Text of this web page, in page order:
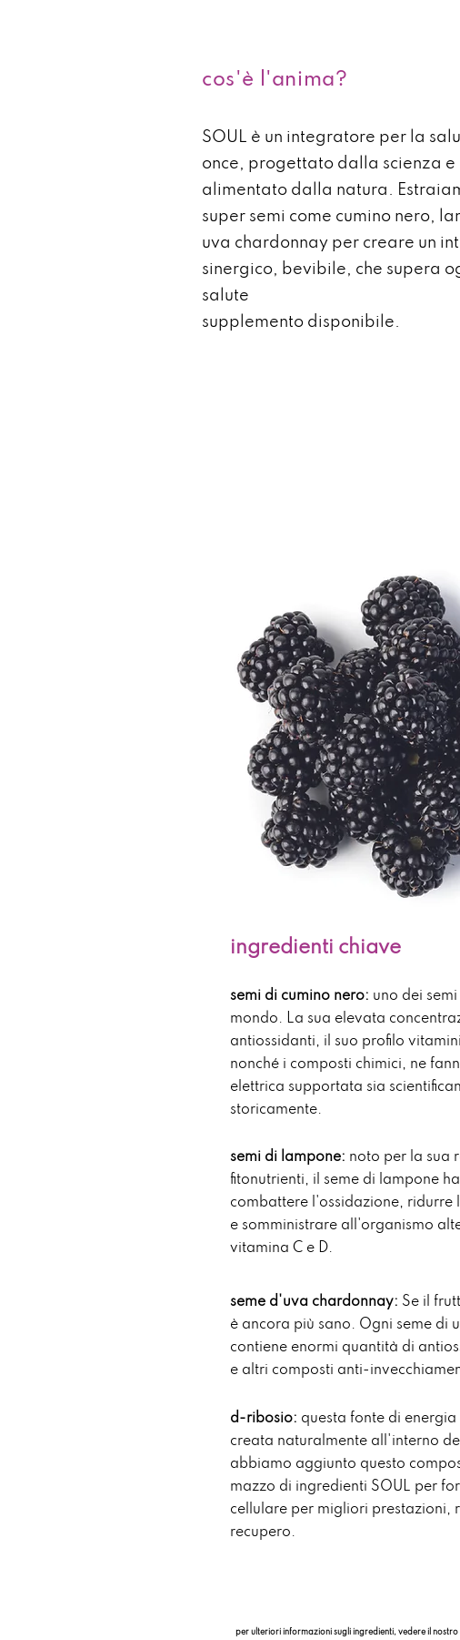
cos'è l'anima?
SOUL è un integratore per la
once, progettato dalla scienza e
alimentato dalla natura.
super semi come cumino nero,
uva chardonnay per creare un
sinergico, bevibile, che supera
salute
supplemento disponibile.
ingredienti chiave
semi di cumino nero: uno dei
mondo. La sua elevata
antiossidanti, il suo profilo
nonché i composti chimici, ne
elettrica supportata sia
storicamente.
semi di lampone: noto per la sua
fitonutrienti, il seme di lampone
combattere l'ossidazione, ridurre
e somministrare all'organismo
vitamina C e D.
seme d'uva chardonnay: Se il
è ancora più sano. Ogni seme di
contiene enormi quantità di
e altri composti anti-
d-ribosio: questa fonte di
creata naturalmente all'interno
abbiamo aggiunto questo
mazzo di ingredienti SOUL per
cellulare per migliori prestazioni,
recupero.
per ulteriori informazioni sugli ingredienti, vedere il nostro